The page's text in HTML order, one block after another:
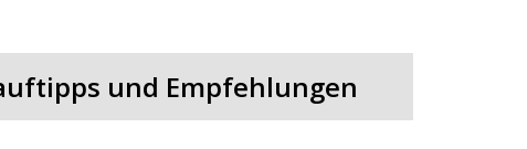
und Empfehlungen